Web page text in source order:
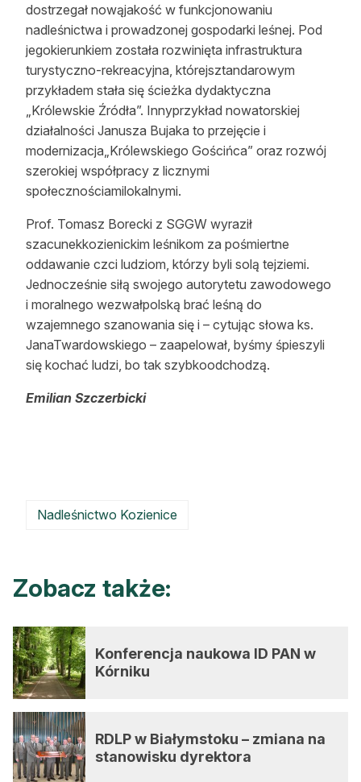
dostrzegał nowąjakość w funkcjonowaniu
nadleśnictwa i prowadzonej gospodarki leśnej. Pod
jegokierunkiem została rozwinięta infrastruktura
turystyczno-rekreacyjna, którejsztandarowym
przykładem stała się ścieżka dydaktyczna
„Królewskie Źródła”. Innyprzykład nowatorskiej
działalności Janusza Bujaka to przejęcie i
modernizacja„Królewskiego Gościńca” oraz rozwój
szerokiej współpracy z licznymi
społecznościamilokalnymi.
Prof. Tomasz Borecki z SGGW wyraził
szacunekkozienickim leśnikom za pośmiertne
oddawanie czci ludziom, którzy byli solą tejziemi.
Jednocześnie siłą swojego autorytetu zawodowego
i moralnego wezwałpolską brać leśną do
wzajemnego szanowania się i – cytując słowa ks.
JanaTwardowskiego – zaapelował, byśmy śpieszyli
się kochać ludzi, bo tak szybkoodchodzą.
Emilian Szczerbicki
Nadleśnictwo Kozienice
Zobacz także:
Konferencja naukowa ID PAN w
Kórniku
RDLP w Białymstoku – zmiana na
stanowisku dyrektora